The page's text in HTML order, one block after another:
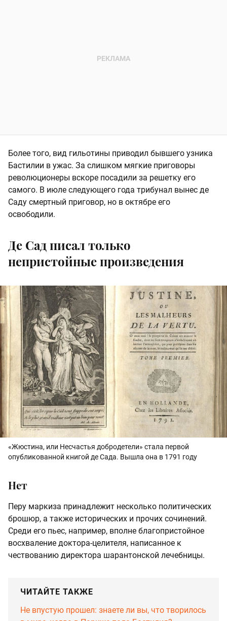
Более того, вид гильотины приводил бывшего узника
Бастилии в ужас. За слишком мягкие приговоры
революционеры вскоре посадили за решетку его
самого. В июле следующего года трибунал вынес де
Саду смертный приговор, но в октябре его
освободили.
Де Сад писал только
непристойные произведения
«Жюстина, или Несчастья добродетели» стала первой
опубликованной книгой де Сада. Вышла она в 1791 году
Нет
Перу маркиза принадлежит несколько политических
брошюр, а также исторических и прочих сочинений.
Среди его пьес, например, вполне благопристойное
восхваление доктора-целителя, написанное к
чествованию директора шарантонской лечебницы.
ЧИТАЙТЕ ТАКЖЕ
Не впустую прошел: знаете ли вы, что творилось